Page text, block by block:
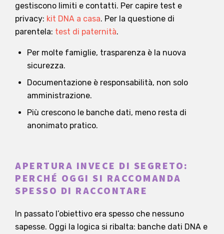
gestiscono limiti e contatti. Per capire test e
privacy: kit DNA a casa. Per la questione di
parentela: test di paternità.
Per molte famiglie, trasparenza è la nuova
sicurezza.
Documentazione è responsabilità, non solo
amministrazione.
Più crescono le banche dati, meno resta di
anonimato pratico.
APERTURA INVECE DI SEGRETO:
PERCHÉ OGGI SI RACCOMANDA
SPESSO DI RACCONTARE
In passato l’obiettivo era spesso che nessuno
sapesse. Oggi la logica si ribalta: banche dati DNA e